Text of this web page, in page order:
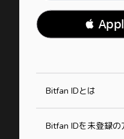

Bitfan IDとは
Bitfan IDを未登録の